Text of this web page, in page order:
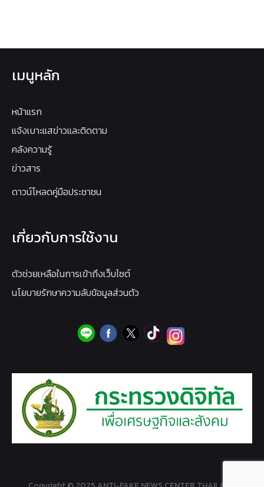
เมนูหลัก
หน้าแรก
แจ้งเบาะแสข่าวและติดตาม
คลังความรู้
ข่าวสาร
ดาวน์โหลดคู่มือประชาชน
เกี่ยวกับการใช้งาน
ตัวช่วยเหลือในการเข้าถึงเว็บไซต์
นโยบายรักษาความลับข้อมูลส่วนตัว